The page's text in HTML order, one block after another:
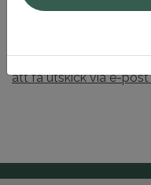
Om man inte
Glöm inte att
att få utskick via e-post